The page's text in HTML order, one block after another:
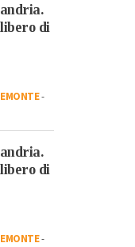
Monferrato
di
-
di
-